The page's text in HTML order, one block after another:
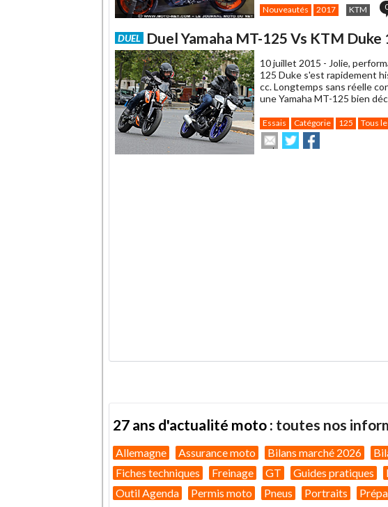
Nouveautés 2017 KTM
DUEL
Duel Yamaha MT-125 Vs KTM Duke
10 juillet 2015 - Jolie,
125 Duke s'est rapidement
cc. Longtemps sans réelle
une Yamaha MT-125 bien
Essais Catégorie 125 Tous
Envoyer
cet
Partager
sur
sur
27 ans d'actualité moto : toutes nos
Allemagne Assurance moto Bilans marché 2026
Fiches techniques
Freinage GT Guides pratiques
Outil Agenda
Permis moto Pneus Portraits